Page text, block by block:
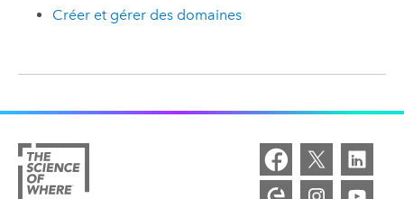
Créer et gérer des domaines